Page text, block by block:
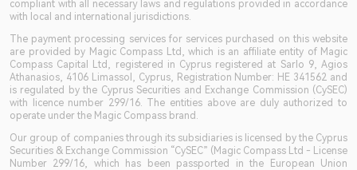
compliant with all necessary laws and regulations provided in accordance
with local and international jurisdictions.
The payment processing services for services purchased on this website
are provided by Magic Compass Ltd, which is an affiliate entity of Magic
Compass Capital Ltd, registered in Cyprus registered at Sarlo 9, Agios
Athanasios, 4106 Limassol, Cyprus, Registration Number: HE 341562 and
is regulated by the Cyprus Securities and Exchange Commission (CySEC)
with licence number 299/16. The entities above are duly authorized to
operate under the Magic Compass brand.
Our group of companies through its subsidiaries is licensed by the Cyprus
Securities & Exchange Commission “CySEC” (Magic Compass Ltd - License
Number 299/16, which has been passported in the European Union